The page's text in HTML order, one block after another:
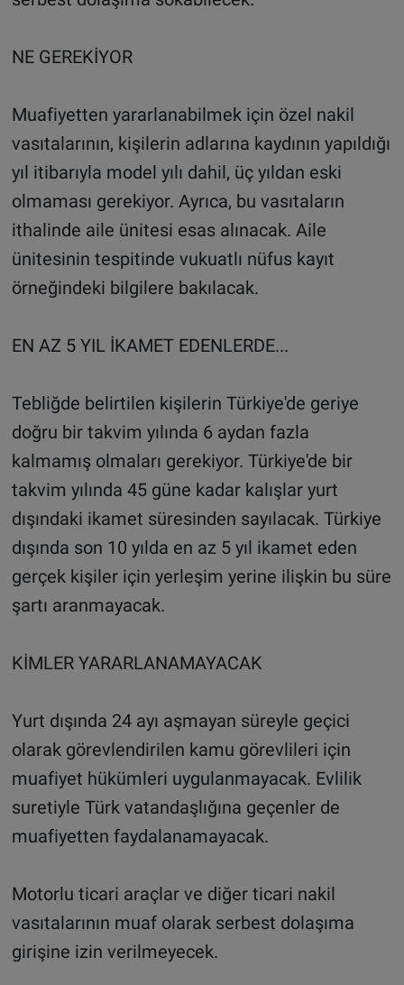
NE GEREKİYOR
Muafiyetten yararlanabilmek için özel nakil
vasıtalarının, kişilerin adlarına kaydının yapıldığı
yıl itibarıyla model yılı dahil, üç yıldan eski
olmaması gerekiyor. Ayrıca, bu vasıtaların
ithalinde aile ünitesi esas alınacak. Aile
ünitesinin tespitinde vukuatlı nüfus kayıt
örneğindeki bilgilere bakılacak.
EN AZ 5 YIL İKAMET EDENLERDE...
Tebliğde belirtilen kişilerin Türkiye'de geriye
doğru bir takvim yılında 6 aydan fazla
kalmamış olmaları gerekiyor. Türkiye'de bir
takvim yılında 45 güne kadar kalışlar yurt
dışındaki ikamet süresinden sayılacak. Türkiye
dışında son 10 yılda en az 5 yıl ikamet eden
gerçek kişiler için yerleşim yerine ilişkin bu süre
şartı aranmayacak.
KİMLER YARARLANAMAYACAK
Yurt dışında 24 ayı aşmayan süreyle geçici
olarak görevlendirilen kamu görevlileri için
muafiyet hükümleri uygulanmayacak. Evlilik
suretiyle Türk vatandaşlığına geçenler de
muafiyetten faydalanamayacak.
Motorlu ticari araçlar ve diğer ticari nakil
vasıtalarının muaf olarak serbest dolaşıma
girişine izin verilmeyecek.